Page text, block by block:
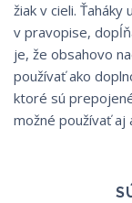
žiak v cieli.
v pravopise,
je, že obsahovo
používať ako
ktoré sú
možné používať aj